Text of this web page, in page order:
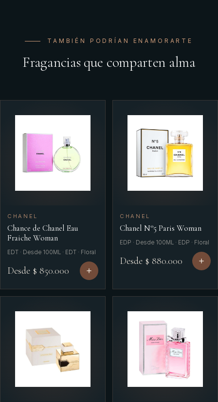
TAMBIÉN PODRÍAN ENAMORARTE
Fragancias que comparten alma
CHANEL
Chance de Chanel Eau
Fraiche Woman
EDT · Desde 100ML · EDT · Floral
Desde $ 850.000
CHANEL
Chanel N°5 Paris Woman
EDP · Desde 100ML · EDP · Floral
Desde $ 880.000